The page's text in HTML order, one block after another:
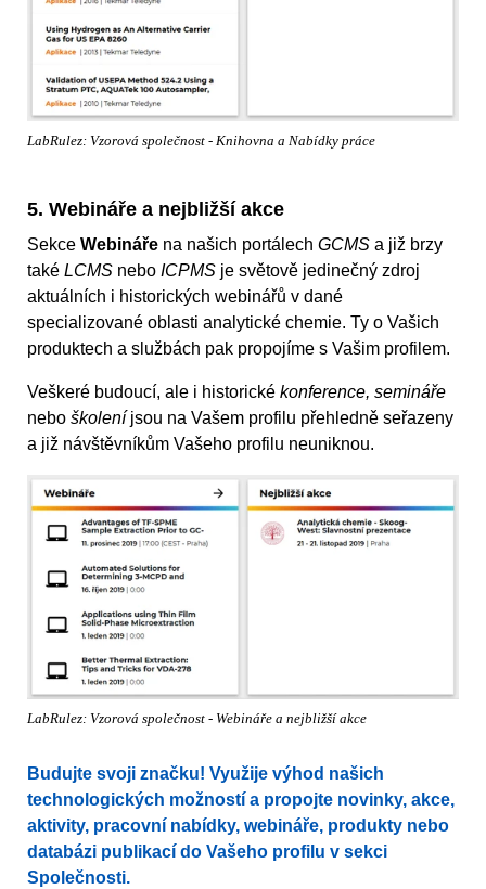
LabRulez: Vzorová společnost - Knihovna a Nabídky práce
5. Webináře a nejbližší akce
Sekce Webináře na našich portálech GCMS a již brzy
také LCMS nebo ICPMS je světově jedinečný zdroj
aktuálních i historických webinářů v dané
specializované oblasti analytické chemie. Ty o Vašich
produktech a službách pak propojíme s Vašim profilem.
Veškeré budoucí, ale i historické konference, semináře
nebo školeníjsou na Vašem profilu přehledně seřazeny
a již návštěvníkům Vašeho profilu neuniknou.
LabRulez: Vzorová společnost - Webináře a nejbližší akce
Budujte svoji značku! Využije výhod našich
technologických možností a propojte novinky, akce,
aktivity, pracovní nabídky, webináře, produkty nebo
databázi publikací do Vašeho profilu v sekci
Společnosti.